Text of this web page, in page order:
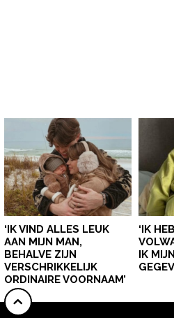
‘IK VIND ALLES LEUK
AAN MIJN MAN,
BEHALVE ZIJN
VERSCHRIKKELIJK
ORDINAIRE VOORNAAM’
‘IK
IK